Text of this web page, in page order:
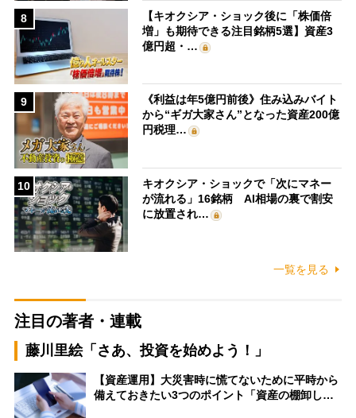
8
【キオクシア・ショック後に「株価倍
増」も期待できる注目銘柄5選】資産3
億円超・…
9
《利益は年5億円前後》住み込みバイト
から“ギガ大家さん”となった資産200億
円税理…
10
キオクシア・ショックで「次にマネー
が流れる」16銘柄 AI相場の裏で割安
に放置され…
一覧を見る
注目の著者・連載
藤川里絵「さあ、投資を始めよう！」
【資産運用】大災害時に慌てないために平時から
備えておきたい3つのポイント「資産の棚卸し…